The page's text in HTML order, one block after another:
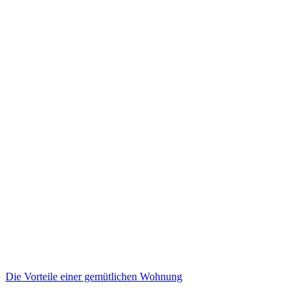
Die Vorteile einer gemütlichen Wohnung